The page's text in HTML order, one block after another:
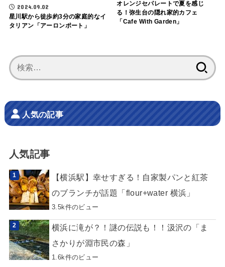
2024.09.02
星川駅から徒歩約3分の家庭的なイ
タリアン「アーロンポート」
オレンジセパレートで夏を感じ
る！弥生台の隠れ家的カフェ
「Cafe With Garden」
索:
人気の記事
人気記事
【横浜駅】幸せすぎる！自家製パンと紅茶
のブランチが話題「flour+water 横浜」
3.5k件のビュー
横浜に滝が？！謎の伝説も！！汲沢の「ま
さかりが淵市民の森」
1.6k件のビュー